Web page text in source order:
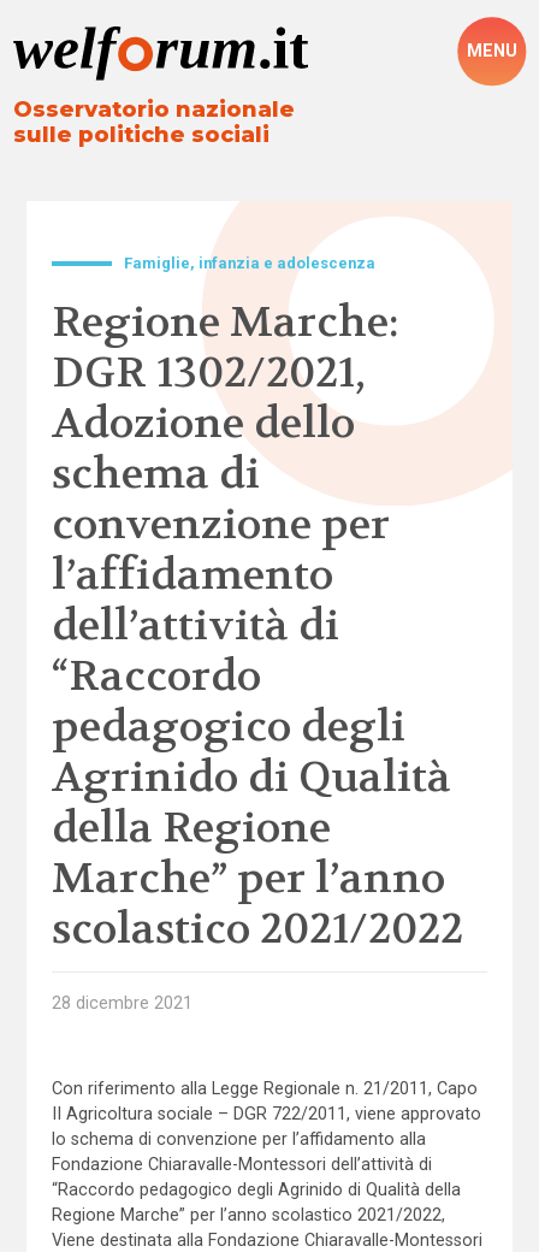
Osservatorio nazionale
sulle politiche sociali
MENU
Famiglie, infanzia e adolescenza
Regione Marche:
DGR 1302/2021,
Adozione dello
schema di
convenzione per
l’affidamento
dell’attività di
“Raccordo
pedagogico degli
Agrinido di Qualità
della Regione
Marche” per l’anno
scolastico 2021/2022
28 dicembre 2021
Con riferimento alla Legge Regionale n. 21/2011, Capo
II Agricoltura sociale – DGR 722/2011, viene approvato
lo schema di convenzione per l’affidamento alla
Fondazione Chiaravalle-Montessori dell’attività di
“Raccordo pedagogico degli Agrinido di Qualità della
Regione Marche” per l’anno scolastico 2021/2022,
Viene destinata alla Fondazione Chiaravalle-Montessori